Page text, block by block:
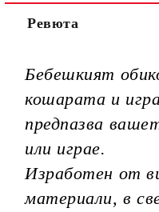
Ревюта
Бебешкият
кошарата и
предпазва
или играе.
Изработен от
материали, в